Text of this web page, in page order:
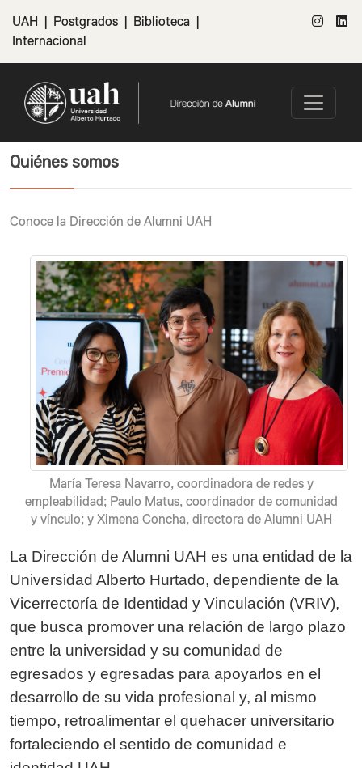
UAH Postgrados Biblioteca
Internacional
Quiénes somos
Conoce la Dirección de Alumni UAH
María Teresa Navarro, coordinadora de redes y
empleabilidad; Paulo Matus, coordinador de comunidad
y vínculo; y Ximena Concha, directora de Alumni UAH
La Dirección de Alumni UAH es una entidad de la
Universidad Alberto Hurtado, dependiente de la
Vicerrectoría de Identidad y Vinculación (VRIV),
que busca promover una relación de largo plazo
entre la universidad y su comunidad de
egresados y egresadas para apoyarlos en el
desarrollo de su vida profesional y, al mismo
tiempo, retroalimentar el quehacer universitario
fortaleciendo el sentido de comunidad e